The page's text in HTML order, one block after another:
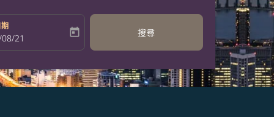
return-date-aria-label
21 today 搜尋